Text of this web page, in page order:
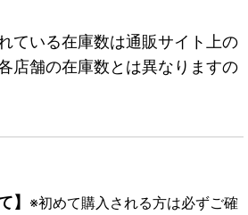
ている在庫数は通販サイト上の
店舗の在庫数とは異なりますの
】 ※初めて購入される方は必ずご確